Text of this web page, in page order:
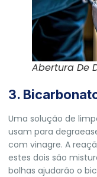
Abertura De
3.
Uma solução de
usam para
com vinagre. A
estes dois são
bolhas ajudarão o